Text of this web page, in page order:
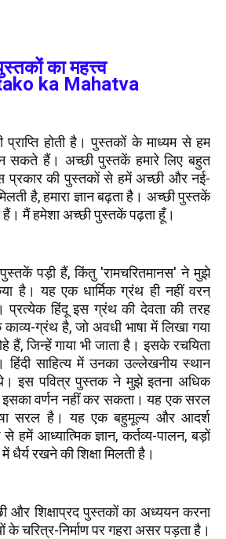
का महत्त्व
ka Mahatva
होती है। पुस्तकों के माध्यम से हम
सकते हैं। अच्छी पुस्तकें हमारे लिए बहुत
प्रकार की पुस्तकों से हमें अच्छी और नई-
है, हमारा ज्ञान बढ़ता है। अच्छी पुस्तकें
हैं। मैं हमेशा अच्छी पुस्तकें पढ़ता हूँ।
पड़ी हैं, किंतु 'रामचरितमानस' ने मुझे
है। यह एक धार्मिक ग्रंथ ही नहीं वरन्
प्रत्येक हिंदू इस ग्रंथ की देवता की तरह
ग्रंथ है, जो अवधी भाषा में लिखा गया
हैं, जिन्हें गाया भी जाता है। इसके रचयिता
हिंदी साहित्य में उनका उल्लेखनीय स्थान
इस पवित्र पुस्तक ने मुझे इतना अधिक
इसका वर्णन नहीं कर सकता। यह एक सरल
सरल है। यह एक बहुमूल्य और आदर्श
आध्यात्मिक ज्ञान, कर्तव्य-पालन, बड़ों
धैर्य रखने की शिक्षा मिलती है।
और शिक्षाप्रद पुस्तकों का अध्ययन करना
के चरित्र-निर्माण पर गहरा असर पड़ता है।